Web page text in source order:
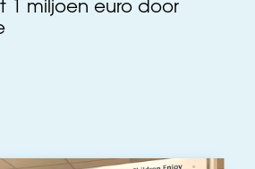
1 miljoen euro door